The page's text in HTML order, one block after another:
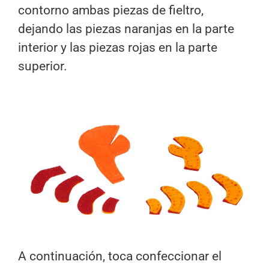
contorno ambas piezas de fieltro,
dejando las piezas naranjas en la parte
interior y las piezas rojas en la parte
superior.
A continuación, toca confeccionar el